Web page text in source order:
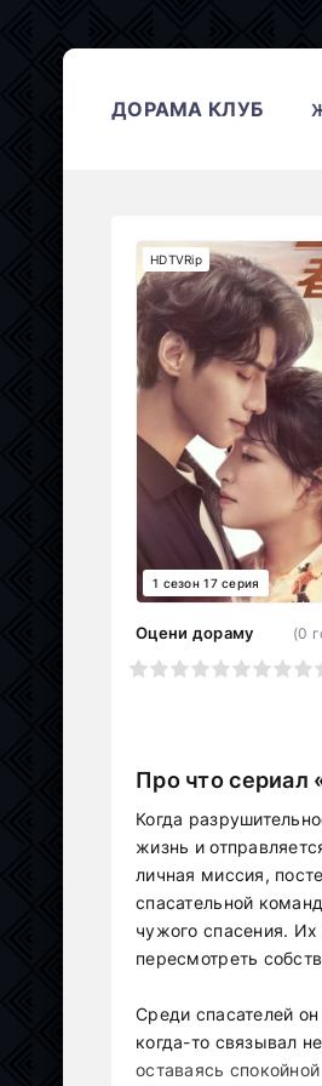
ДОРАМА КЛУБ
HDTVRip
1 сезон 17 серия
Оцени дораму
7 8 9 10
(0
Про что сериал
Когда
жизнь и
личная миссия,
спасательной
чужого спасения.
пересмотреть
Среди спасателей
когда-то связывал
оставаясь